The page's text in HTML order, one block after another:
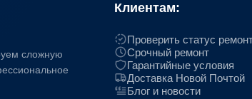
сложную
Клиентам:
Проверить статус
Срочный ремонт
Гарантийные условия
Доставка Новой Почтой
Блог и новости